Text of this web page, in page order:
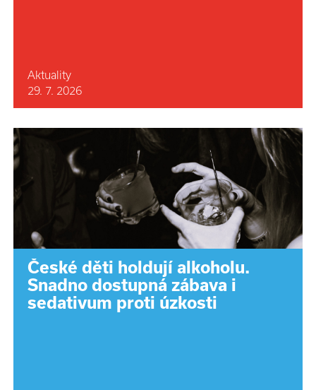
Aktuality
29. 7. 2026
České děti holdují alkoholu.
Snadno dostupná zábava i
sedativum proti úzkosti